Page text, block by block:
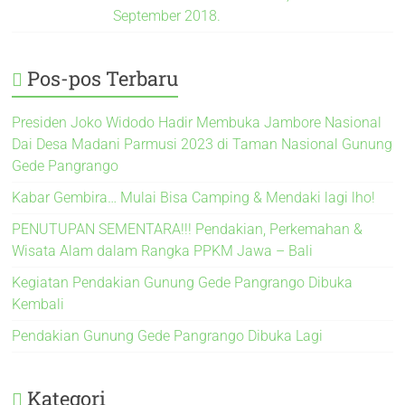
September 2018.
Pos-pos Terbaru
Presiden Joko Widodo Hadir Membuka Jambore Nasional
Dai Desa Madani Parmusi 2023 di Taman Nasional Gunung
Gede Pangrango
Kabar Gembira… Mulai Bisa Camping & Mendaki lagi lho!
PENUTUPAN SEMENTARA!!! Pendakian, Perkemahan &
Wisata Alam dalam Rangka PPKM Jawa – Bali
Kegiatan Pendakian Gunung Gede Pangrango Dibuka
Kembali
Pendakian Gunung Gede Pangrango Dibuka Lagi
Kategori